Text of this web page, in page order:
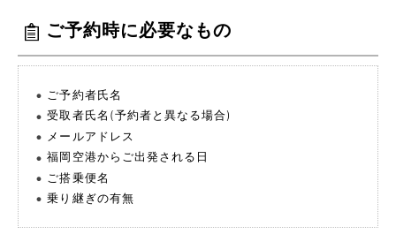
ご予約時に必要なもの
ご予約者氏名
受取者氏名(予約者と異なる場合)
メールアドレス
福岡空港からご出発される日
ご搭乗便名
乗り継ぎの有無